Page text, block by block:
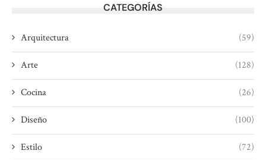
CATEGORÍAS
Arquitectura (59)
Arte (128)
Cocina (26)
Diseño (100)
Estilo (72)